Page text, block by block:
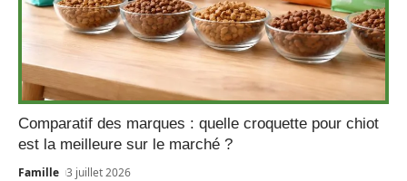
Comparatif des marques : quelle croquette pour chiot
est la meilleure sur le marché ?
Famille 3 juillet 2026